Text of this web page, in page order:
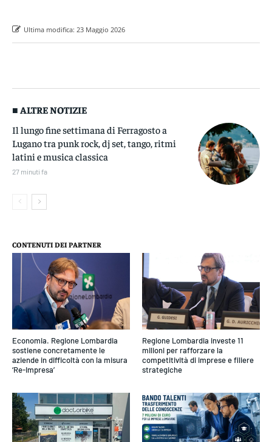
Ultima modifica: 23 Maggio 2026
■ ALTRE NOTIZIE
Il lungo fine settimana di Ferragosto a
Lugano tra punk rock, dj set, tango, ritmi
latini e musica classica
27 minuti fa
CONTENUTI DEI PARTNER
Economia. Regione Lombardia
sostiene concretamente le
aziende in difficoltà con la misura
‘Re-Impresa’
Regione Lombardia investe 11
milioni per rafforzare la
competitività di imprese e filiere
strategiche